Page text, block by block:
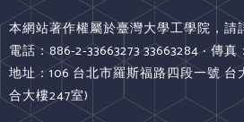
本網站著作權屬於臺灣大學工學院，請
電話：886-2-33663273 33663284 ‧ 傳真
地址：106 台北市羅斯福路四段一號
合大樓247室)